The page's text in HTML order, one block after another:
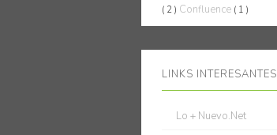
( 2 ) Confluence ( 1 )
LINKS INTERESANTES
Lo + Nuevo.Net